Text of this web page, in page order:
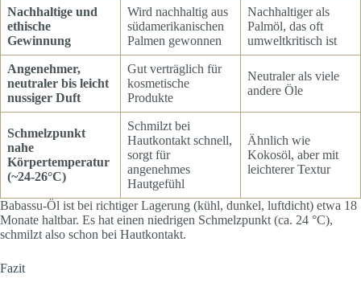
Nachhaltige und
ethische
Gewinnung
Wird nachhaltig aus
südamerikanischen
Palmen gewonnen
Nachhaltiger als
Palmöl, das oft
umweltkritisch ist
Angenehmer,
neutraler bis leicht
nussiger Duft
Gut verträglich für
kosmetische
Produkte
Neutraler als viele
andere Öle
Schmelzpunkt
nahe
Körpertemperatur
(~24-26°C)
Schmilzt bei
Hautkontakt schnell,
sorgt für
angenehmes
Hautgefühl
Ähnlich wie
Kokosöl, aber mit
leichterer Textur
Babassu-Öl ist bei richtiger Lagerung (kühl, dunkel, luftdicht) etwa 18
Monate haltbar. Es hat einen niedrigen Schmelzpunkt (ca. 24 °C),
schmilzt also schon bei Hautkontakt.
Fazit